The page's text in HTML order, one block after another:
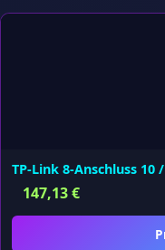
TP-Link 8-Anschluss 10
147,13€